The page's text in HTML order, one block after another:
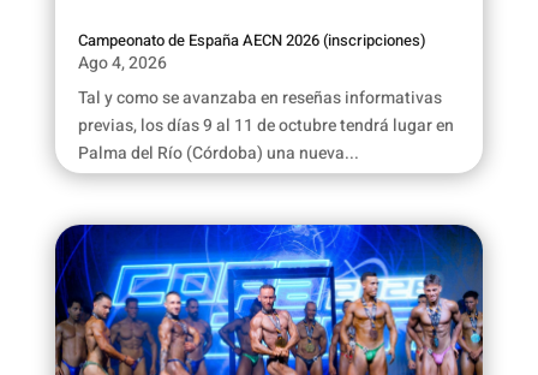
Campeonato de España AECN 2026 (inscripciones)
Ago 4, 2026
Tal y como se avanzaba en reseñas informativas
previas, los días 9 al 11 de octubre tendrá lugar en
Palma del Río (Córdoba) una nueva...